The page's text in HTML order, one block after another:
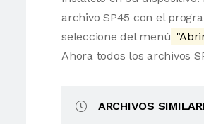
archivo SP45 con el
seleccione del menú
Ahora todos los archivos
ARCHIVOS